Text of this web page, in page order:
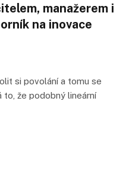
manažerem i
na inovace
si povolání a tomu se
že podobný lineární